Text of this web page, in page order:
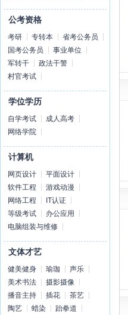
公考资格
考研 专转本
省考公务员
国考公务员
事业单位
军转干
政法干警
村官考试
学位学历
自学考试
成人高考
网络学院
计算机
网页设计
平面设计
软件工程
游戏动漫
网络工程
IT认证
等级考试
办公应用
电脑组装与维修
文体才艺
健美健身 瑜珈
声乐
美术书法
摄影摄像
播音主持
插花
茶艺
陶艺
蜡染
跆拳道